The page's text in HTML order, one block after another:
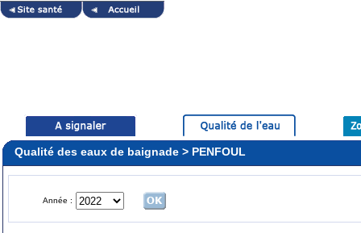
Qualité des eaux de baignade > PENFOUL
Année :